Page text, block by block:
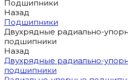
Подшипники
Назад
Подшипники
Двухрядные радиально-
подшипники
Назад
Двухрядные радиально-
подшипники